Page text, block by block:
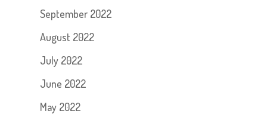
September 2022
August 2022
July 2022
June 2022
May 2022